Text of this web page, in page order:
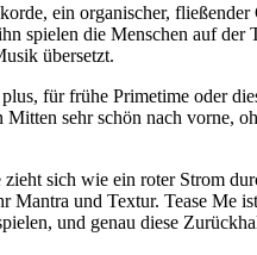
ein organischer,
spielen die Menschen auf
übersetzt.
für frühe Primetime oder
sehr schön nach vorne,
sich wie ein roter Strom
Mantra und Textur. Tease Me
und genau diese